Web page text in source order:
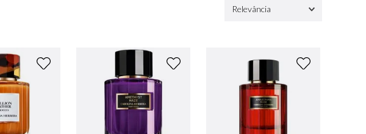
Relevância